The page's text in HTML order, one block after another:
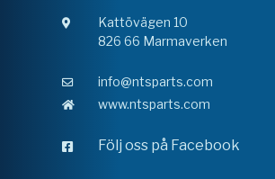
Kattövägen 10
826 66 Marmaverken
info@ntsparts.com
www.ntsparts.com
Följ oss på Facebook